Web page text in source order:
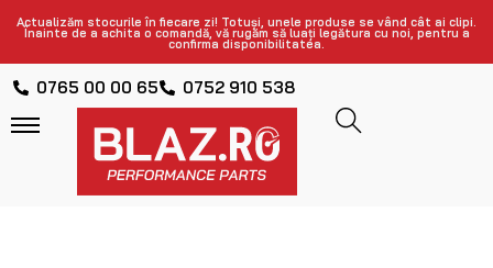
Actualizăm stocurile în fiecare zi! Totuși, unele produse se vând cât ai clipi.
Înainte de a achita o comandă, vă rugăm să luați legătura cu noi, pentru a
confirma disponibilitatea.
0765 00 00 65 0752 910 538